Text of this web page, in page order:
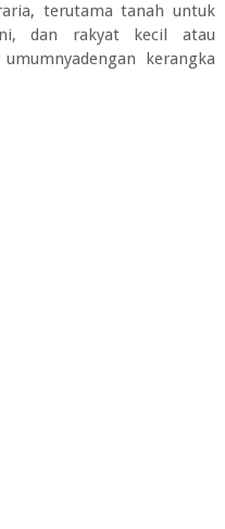
terutama tanah untuk
dan rakyat kecil atau
kerangka